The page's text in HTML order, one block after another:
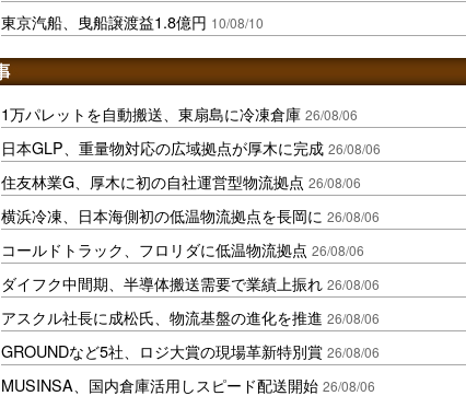
東京汽船、曳船譲渡益1.8億円 10/08/10
1万パレットを自動搬送、東扇島に冷凍倉庫 26/08/06
日本GLP、重量物対応の広域拠点が厚木に完成 26/08/06
住友林業G、厚木に初の自社運営型物流拠点 26/08/06
横浜冷凍、日本海側初の低温物流拠点を長岡に 26/08/06
コールドトラック、フロリダに低温物流拠点 26/08/06
ダイフク中間期、半導体搬送需要で業績上振れ 26/08/06
アスクル社長に成松氏、物流基盤の進化を推進 26/08/06
GROUNDなど5社、ロジ大賞の現場革新特別賞 26/08/06
MUSINSA、国内倉庫活用しスピード配送開始 26/08/06